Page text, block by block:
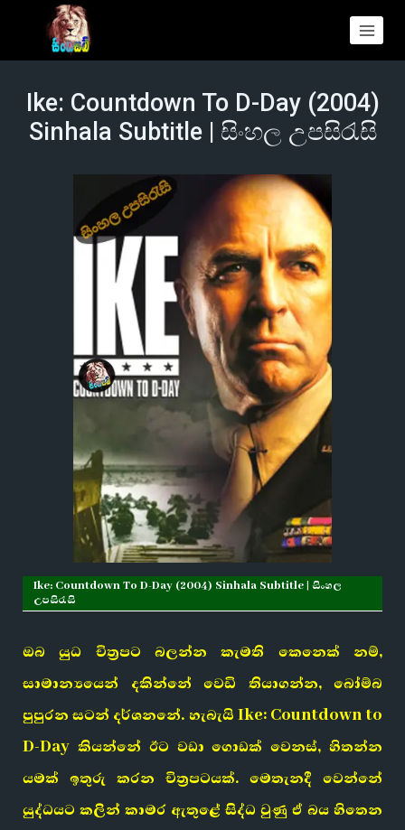
Ike: Countdown To D-Day (2004)
Sinhala Subtitle | සිංහල උපසිරැසි
Ike: Countdown To D-Day (2004) Sinhala Subtitle | සිංහල
උපසිරැසි
ඔබ යුධ චිත්‍රපට බලන්න කැමති කෙනෙක් නම්,
සාමාන්‍යයෙන් දකින්නේ වෙඩි තියාගන්න, බෝම්බ
පුපුරන සටන් දර්ශනනේ. හැබැයි Ike: Countdown to
D-Day කියන්නේ ඊට වඩා ගොඩක් වෙනස්, හිතන්න
යමක් ඉතුරු කරන චිත්‍රපටයක්. මෙතැනදී වෙන්නේ
යුද්ධයට කලින් කාමර ඇතුළේ සිද්ධ වුණු ඒ බය හිතෙන